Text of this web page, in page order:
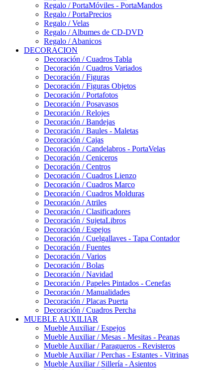
Regalo / PortaMóviles - PortaMandos
Regalo / PortaPrecios
Regalo / Velas
Regalo / Albumes de CD-DVD
Regalo / Abanicos
DECORACION
Decoración / Cuadros Tabla
Decoración / Cuadros Variados
Decoración / Figuras
Decoración / Figuras Objetos
Decoración / Portafotos
Decoración / Posavasos
Decoración / Relojes
Decoración / Bandejas
Decoración / Baules - Maletas
Decoración / Cajas
Decoración / Candelabros - PortaVelas
Decoración / Ceniceros
Decoración / Centros
Decoración / Cuadros Lienzo
Decoración / Cuadros Marco
Decoración / Cuadros Molduras
Decoración / Atriles
Decoración / Clasificadores
Decoración / SujetaLibros
Decoración / Espejos
Decoración / Cuelgallaves - Tapa Contador
Decoración / Fuentes
Decoración / Varios
Decoración / Bolas
Decoración / Navidad
Decoración / Papeles Pintados - Cenefas
Decoración / Manualidades
Decoración / Placas Puerta
Decoración / Cuadros Percha
MUEBLE AUXILIAR
Mueble Auxiliar / Espejos
Mueble Auxiliar / Mesas - Mesitas - Peanas
Mueble Auxiliar / Paragueros - Revisteros
Mueble Auxiliar / Perchas - Estantes - Vitrinas
Mueble Auxiliar / Sillería - Asientos